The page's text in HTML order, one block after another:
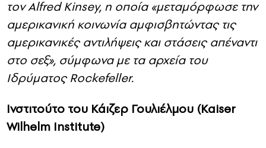
τον Alfred Kinsey, η οποία «μεταμόρφωσε την
αμερικανική κοινωνία αμφισβητώντας τις
αμερικανικές αντιλήψεις και στάσεις απέναντι
στο σεξ», σύμφωνα με τα αρχεία του
Ιδρύματος Rockefeller.
Ινστιτούτο του Κάιζερ Γουλιέλμου (Kaiser
Wilhelm Institute)